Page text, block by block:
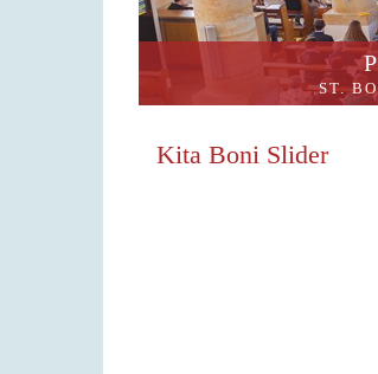
ST.
Kita Boni Slider